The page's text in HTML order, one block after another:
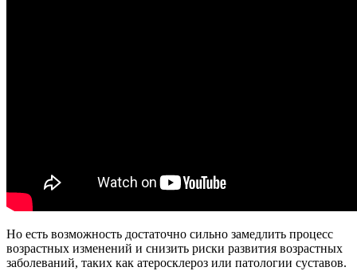
Но есть возможность достаточно сильно замедлить процесс
возрастных изменений и снизить риски развития возрастных
заболеваний, таких как атеросклероз или патологии суставов.